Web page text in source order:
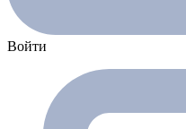
Войти